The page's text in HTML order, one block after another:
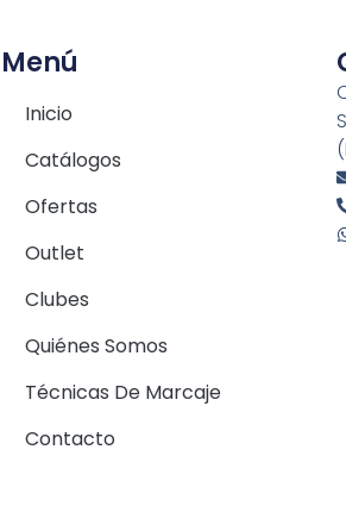
Menú
Inicio
Catálogos
Ofertas
Outlet
Clubes
Quiénes Somos
Técnicas De Marcaje
Contacto